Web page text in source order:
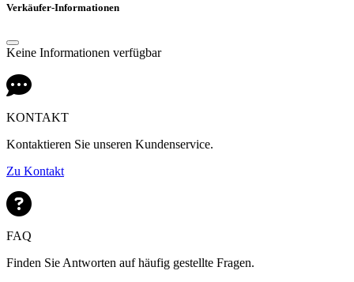
Verkäufer-Informationen
Keine Informationen verfügbar
KONTAKT
Kontaktieren Sie unseren Kundenservice.
Zu Kontakt
FAQ
Finden Sie Antworten auf häufig gestellte Fragen.